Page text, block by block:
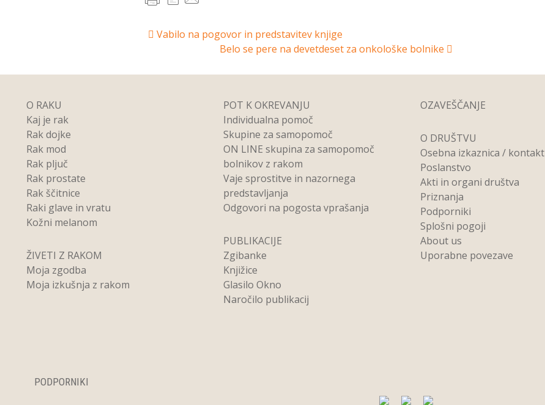
Post
Vabilo na pogovor in predstavitev knjige
Belo se pere na devetdeset za onkološke bolnike
O RAKU
Kaj je rak
Rak dojke
Rak mod
Rak pljuč
Rak prostate
Rak ščitnice
Raki glave in vratu
Kožni melanom
ŽIVETI Z RAKOM
Moja zgodba
Moja izkušnja z rakom
POT K OKREVANJU
Individualna pomoč
Skupine za samopomoč
ON LINE skupina za samopomoč
bolnikov z rakom
Vaje sprostitve in nazornega
predstavljanja
Odgovori na pogosta vprašanja
PUBLIKACIJE
Zgibanke
Knjižice
Glasilo Okno
Naročilo publikacij
OZAVEŠČANJE
O DRUŠTVU
Osebna izkaznica / kontakt
Poslanstvo
Akti in organi društva
Priznanja
Podporniki
Splošni pogoji
About us
Uporabne povezave
PODPORNIKI